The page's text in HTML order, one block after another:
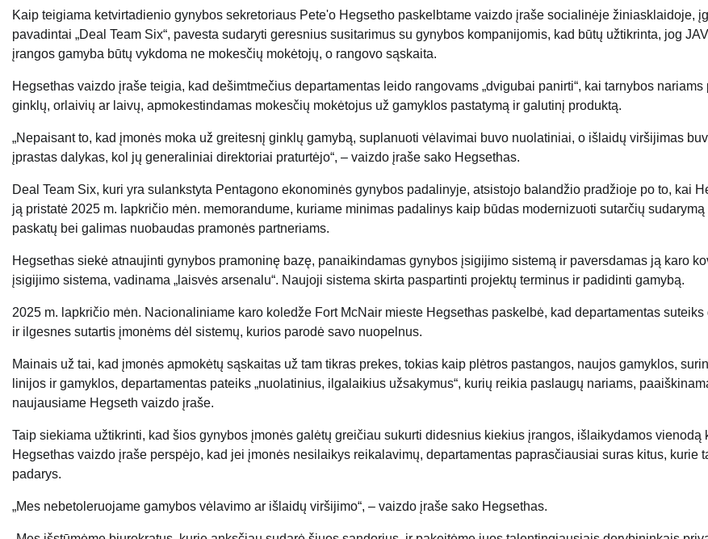
Kaip teigiama ketvirtadienio gynybos sekretoriaus Pete'o Hegsetho paskelbtame vaizdo įraše socialinėje žiniasklaidoje,
pavadintai „Deal Team Six“, pavesta sudaryti geresnius susitarimus su gynybos kompanijomis, kad būtų užtikrinta, jog
įrangos gamyba būtų vykdoma ne mokesčių mokėtojų, o rangovo sąskaita.
Hegsethas vaizdo įraše teigia, kad dešimtmečius departamentas leido rangovams „dvigubai panirti“, kai tarnybos nariams
ginklų, orlaivių ar laivų, apmokestindamas mokesčių mokėtojus už gamyklos pastatymą ir galutinį produktą.
„Nepaisant to, kad įmonės moka už greitesnį ginklų gamybą, suplanuoti vėlavimai buvo nuolatiniai, o išlaidų viršijimas
įprastas dalykas, kol jų generaliniai direktoriai praturtėjo“, – vaizdo įraše sako Hegsethas.
Deal Team Six, kuri yra sulankstyta Pentagono ekonominės gynybos padalinyje, atsistojo balandžio pradžioje po to, kai
ją pristatė 2025 m. lapkričio mėn. memorandume, kuriame minimas padalinys kaip būdas modernizuoti sutarčių sudarymą
paskatų bei galimas nuobaudas pramonės partneriams.
Hegsethas siekė atnaujinti gynybos pramoninę bazę, panaikindamas gynybos įsigijimo sistemą ir paversdamas ją karo
įsigijimo sistema, vadinama „laisvės arsenalu“. Naujoji sistema skirta paspartinti projektų terminus ir padidinti gamybą.
2025 m. lapkričio mėn. Nacionaliniame karo koledže Fort McNair mieste Hegsethas paskelbė, kad departamentas suteiks
ir ilgesnes sutartis įmonėms dėl sistemų, kurios parodė savo nuopelnus.
Mainais už tai, kad įmonės apmokėtų sąskaitas už tam tikras prekes, tokias kaip plėtros pastangos, naujos gamyklos,
linijos ir gamyklos, departamentas pateiks „nuolatinius, ilgalaikius užsakymus“, kurių reikia paslaugų nariams,
naujausiame Hegseth vaizdo įraše.
Taip siekiama užtikrinti, kad šios gynybos įmonės galėtų greičiau sukurti didesnius kiekius įrangos, išlaikydamos vienodą
Hegsethas vaizdo įraše perspėjo, kad jei įmonės nesilaikys reikalavimų, departamentas paprasčiausiai suras kitus, kurie
padarys.
„Mes nebetoleruojame gamybos vėlavimo ar išlaidų viršijimo“, – vaizdo įraše sako Hegsethas.